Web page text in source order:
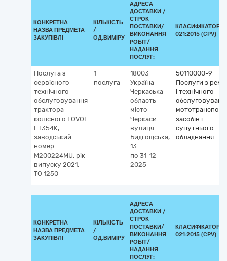
КОНКРЕТНА
НАЗВА ПРЕДМЕТА
ЗАКУПІВЛІ
КІЛЬКІСТЬ
/
ОД.ВИМІРУ
АДРЕСА
ДОСТАВКИ /
СТРОК
ПОСТАВКИ/
ВИКОНАННЯ
РОБІТ/
НАДАННЯ
ПОСЛУГ:
КЛАСИФІКАТОР
021:2015 (CPV)
Послуга з
сервісного
технічного
обслуговування
трактора
колісного LOVOL
FT354K,
заводський
номер
M200224MU, рік
випуску 2021,
ТО 1250
1
послуга
18003
Україна
Черкаська
область
місто
Черкаси
вулиця
Бидгощська,
13
по 31-12-
2025
50110000-9
Послуги з
і технічного
засобів і
супутнього
обладнання
КОНКРЕТНА
НАЗВА ПРЕДМЕТА
ЗАКУПІВЛІ
КІЛЬКІСТЬ
/
ОД.ВИМІРУ
АДРЕСА
ДОСТАВКИ /
СТРОК
ПОСТАВКИ/
ВИКОНАННЯ
РОБІТ/
НАДАННЯ
ПОСЛУГ:
КЛАСИФІКАТОР
021:2015 (CPV)